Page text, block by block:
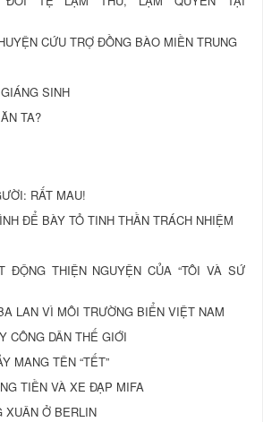
CỨU TRỢ ĐỒNG BÀO MIỀN TRUNG
SINH
TA?
RẤT MAU!
ĐỂ BÀY TỎ TINH THẦN TRÁCH NHIỆM
ĐỘNG THIỆN NGUYỆN CỦA “TÔI VÀ SỨ
LAN VÌ MÔI TRƯỜNG BIỂN VIỆT NAM
CÔNG DÂN THẾ GIỚI
MANG TÊN “TẾT”
TIỀN VÀ XE ĐẠP MIFA
XUÂN Ở BERLIN